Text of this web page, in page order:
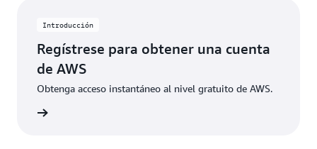
límites de uso gratuito o acceden a características no
automáticamente para cubrir los costos adicionales.
Introducción
Regístrese para obtener una cuenta
de AWS
Obtenga acceso instantáneo al nivel gratuito de AWS.